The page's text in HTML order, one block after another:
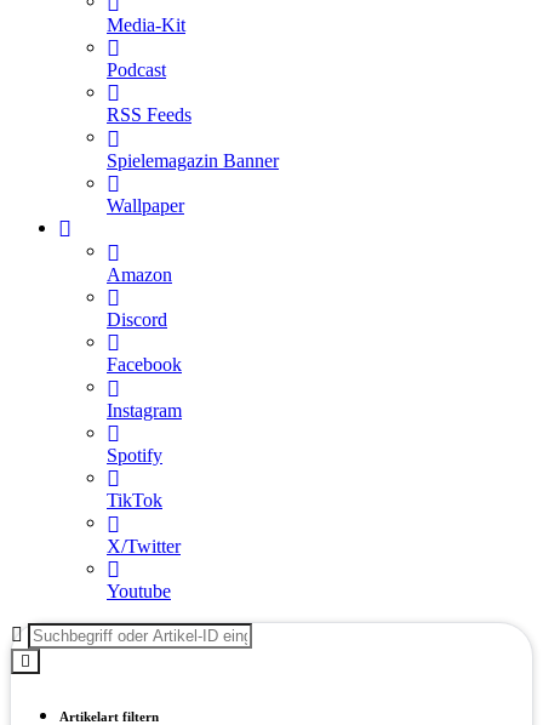
Media-Kit
Podcast
RSS Feeds
Spielemagazin Banner
Wallpaper
Amazon
Discord
Facebook
Instagram
Spotify
TikTok
X/Twitter
Youtube
Artikelart filtern